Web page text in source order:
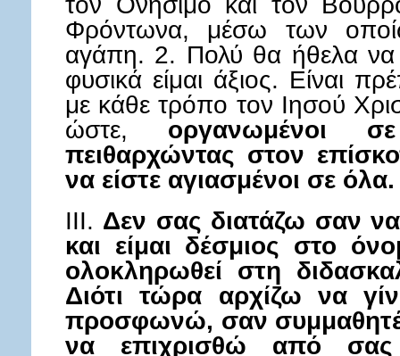
Φρόντωνα, μέσω των
αγάπη. 2. Πολύ θα ήθελα
φυσικά είμαι άξιος. Είναι
με κάθε τρόπο τον Ιησού
ώστε, οργανωμένοι
πειθαρχώντας στον
να είστε αγιασμένοι σε όλα.
III. Δεν σας διατάζω σαν να
και είμαι δέσμιος στο
ολοκληρωθεί στη
Διότι τώρα αρχίζω να
προσφωνώ, σαν
να επιχρισθώ από σας